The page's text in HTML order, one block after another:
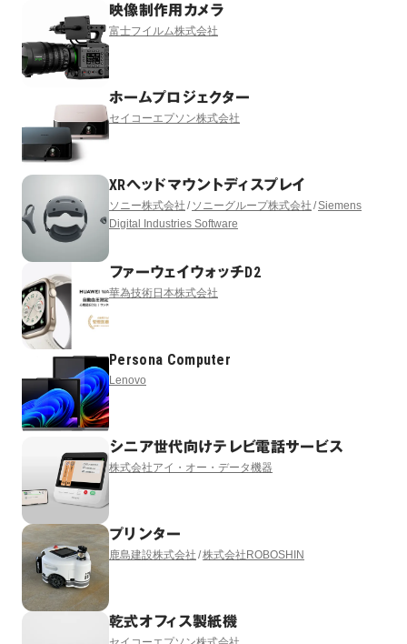
映像制作用カメラ
富士フイルム株式会社
ホームプロジェクター
セイコーエプソン株式会社
XRヘッドマウントディスプレイ
ソニー株式会社 ソニーグループ株式会社 Siemens
Digital Industries Software
ファーウェイウォッチD2
華為技術日本株式会社
Persona Computer
Lenovo
シニア世代向けテレビ電話サービス
株式会社アイ・オー・データ機器
プリンター
鹿島建設株式会社 株式会社ROBOSHIN
乾式オフィス製紙機